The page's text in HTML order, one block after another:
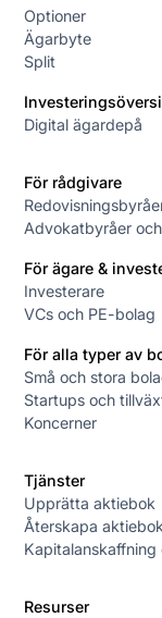
Optioner
Ägarbyte
Split
Digital ägardepå
För rådgivare
Advokatbyråer
För ägare &
Investerare
VCs och PE-bolag
För alla typer av
Små och stora
Startups och
Koncerner
Tjänster
Upprätta aktiebok
Återskapa
Resurser